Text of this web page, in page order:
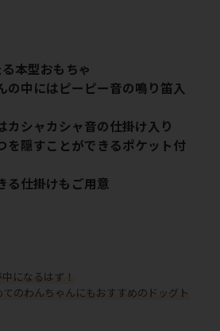
本型おもちゃ
中にはピーピー音の鳴り笛入
シャカシャ音の仕掛け入り
隠すことができるポケット付
仕掛けもご用意
になるはず！
のわんちゃんにもおすすめのドッグト